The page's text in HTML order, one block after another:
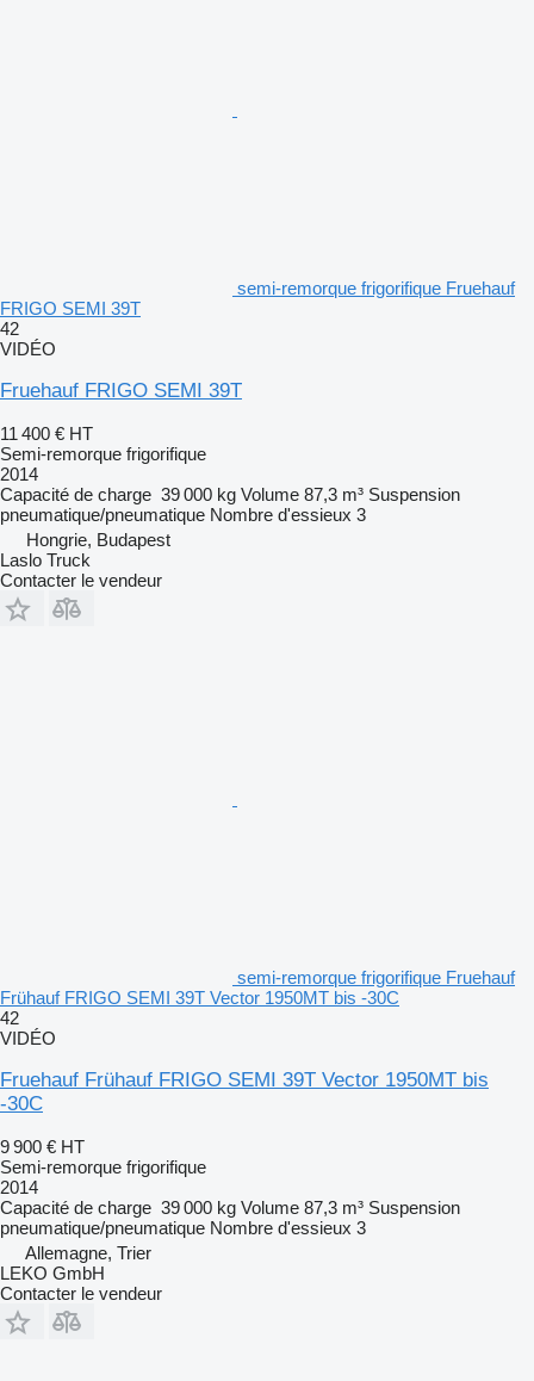
semi-remorque frigorifique Fruehauf
FRIGO SEMI 39T
42
VIDÉO
Fruehauf FRIGO SEMI 39T
11 400 € HT
Semi-remorque frigorifique
2014
Capacité de charge 39 000 kg Volume 87,3 m³ Suspension
pneumatique/pneumatique Nombre d'essieux 3
Hongrie, Budapest
Laslo Truck
Contacter le vendeur
semi-remorque frigorifique Fruehauf
Frühauf FRIGO SEMI 39T Vector 1950MT bis -30C
42
VIDÉO
Fruehauf Frühauf FRIGO SEMI 39T Vector 1950MT bis
-30C
9 900 € HT
Semi-remorque frigorifique
2014
Capacité de charge 39 000 kg Volume 87,3 m³ Suspension
pneumatique/pneumatique Nombre d'essieux 3
Allemagne, Trier
LEKO GmbH
Contacter le vendeur